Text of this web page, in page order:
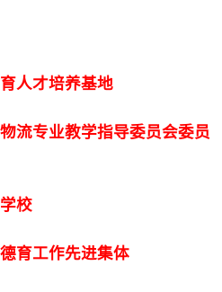
人才培养基地
专业教学指导委员会委员
校
育工作先进集体